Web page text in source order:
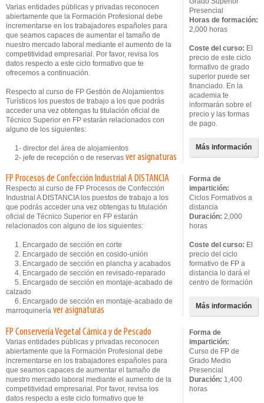
Varias entidades públicas y privadas reconocen
abiertamente que la Formación Profesional debe
incrementarse en los trabajadores españoles para
que seamos capaces de aumentar el tamaño de
nuestro mercado laboral mediante el aumento de la
competitividad empresarial. Por favor, revisa los
datos respecto a este ciclo formativo que te
ofrecemos a continuación.
Respecto al curso de FP Gestión de Alojamientos
Turísticos los puestos de trabajo a los que podrás
acceder una vez obtengas tu titulación oficial de
Técnico Superior en FP estarán relacionados con
alguno de los siguientes:
1- director del área de alojamientos
2- jefe de recepción o de reservas ver asignaturas
Presencial
Horas de formación:
2,000 horas
Coste del curso: El
precio de este ciclo
formativo de grado
superior puede ser
financiado. En la
academia te
informarán sobre el
precio y las formas
de pago.
Más información
FP Procesos de Confección Industrial A DISTANCIA
Respecto al curso de FP Procesos de Confección
Industrial A DISTANCIA los puestos de trabajo a los
que podrás acceder una vez obtengas tu titulación
oficial de Técnico Superior en FP estarán
relacionados con alguno de los siguientes:
1. Encargado de sección en corte
2. Encargado de sección en cosido-unión
3. Encargado de sección en plancha y acabados
4. Encargado de sección en revisado-reparado
5. Encargado de sección en montaje-acabado de
calzado
6. Encargado de sección en montaje-acabado de
marroquinería ver asignaturas
Forma de
impartición:
Ciclos Formativos a
distancia
Duración: 2,000
horas
Coste del curso: El
precio del ciclo
formativo de FP a
distancia lo dará el
centro de formación
Más información
FP Conservería Vegetal Cárnica y de Pescado
Varias entidades públicas y privadas reconocen
abiertamente que la Formación Profesional debe
incrementarse en los trabajadores españoles para
que seamos capaces de aumentar el tamaño de
nuestro mercado laboral mediante el aumento de la
competitividad empresarial. Por favor, revisa los
datos respecto a este ciclo formativo que te
Forma de
impartición:
Curso de FP de
Grado Medio
Presencial
Duración: 1,400
horas